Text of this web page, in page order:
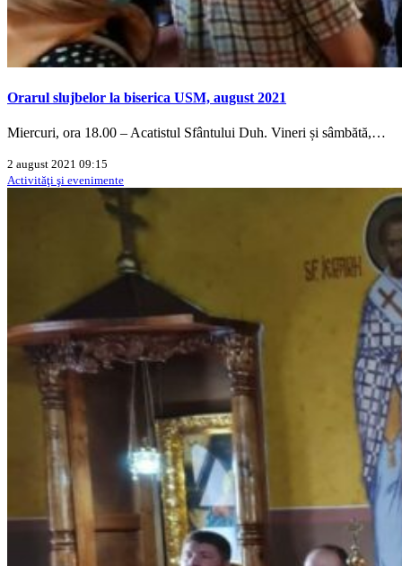
Orarul slujbelor la biserica USM, august 2021
Miercuri, ora 18.00 – Acatistul Sfântului Duh. Vineri și sâmbătă,…
2 august 2021 09:15
Activităţi şi evenimente